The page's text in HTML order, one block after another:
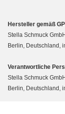
Hersteller gemäß
Stella Schmuck
Berlin, Deutschland,
Verantwortliche
Stella Schmuck
Berlin, Deutschland,